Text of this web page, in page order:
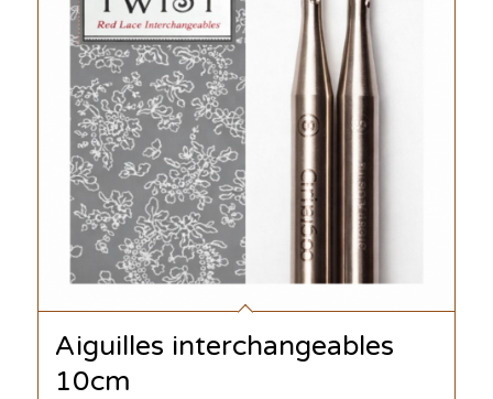
Aiguilles interchangeables
10cm